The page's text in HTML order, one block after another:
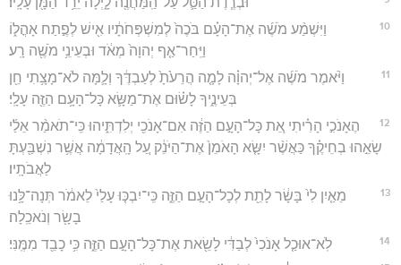
10
וַיִּשְׁמַ֨ע מֹשֶׁ֜ה אֶת־הָעָ֗ם בֹּכֶה֙ לְמִשְׁפְּחֹתָ֔יו אִ֖ישׁ לְפֶ֣תַח אָהֳל֑וֹ
וַיִּֽחַר־אַ֤ף יְהוָה֙ מְאֹ֔ד וּבְעֵינֵ֥י מֹשֶׁ֖ה רָֽע׃
11
וַיֹּ֨אמֶר מֹשֶׁ֜ה אֶל־יְהוָ֗ה לָמָ֤ה הֲרֵעֹ֙תָ֙ לְעַבְדֶּ֔ךָ וְלָ֛מָּה לֹא־מָצָ֥תִי חֵ֖ן
בְּעֵינֶ֑יךָ לָשׂ֗וּם אֶת־מַשָּׂ֛א כָּל־הָעָ֥ם הַזֶּ֖ה עָלָֽי׃
12
הֶאָנֹכִ֣י הָרִ֗יתִי אֵ֚ת כָּל־הָעָ֣ם הַזֶּ֔ה אִם־אָנֹכִ֖י יְלִדְתִּ֑יהוּ כִּֽי־תֹאמַ֨ר אֵלַ֜י
שָׂאֵ֣הוּ בְחֵיקֶ֗ךָ כַּאֲשֶׁ֨ר יִשָּׂ֤א הָאֹמֵן֙ אֶת־הַיֹּנֵ֔ק עַ֚ל הָֽאֲדָמָ֔ה אֲשֶׁ֥ר נִשְׁבַּ֖עְתָּ
לַאֲבֹתָֽיו׃
13
מֵאַ֤יִן לִי֙ בָּשָׂ֔ר לָתֵ֖ת לְכָל־הָעָ֣ם הַזֶּ֑ה כִּֽי־יִבְכּ֤וּ עָלַי֙ לֵאמֹ֔ר תְּנָה־לָּ֥נוּ
בָשָׂ֖ר וְנֹאכֵֽלָה׃
14 לֹֽא־אוּכַ֤ל אָנֹכִי֙ לְבַדִּ֔י לָשֵׂ֖את אֶת־כָּל־הָעָ֣ם הַזֶּ֑ה כִּ֥י כָבֵ֖ד מִמֶּֽנִּי׃